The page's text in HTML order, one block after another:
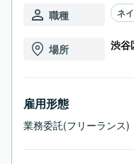
職種 ネ
場所 渋谷
雇用形態
業務委託(フリーランス)